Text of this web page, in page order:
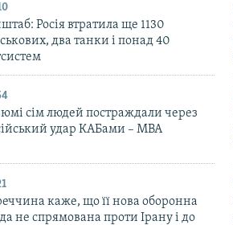
Росія втратила ще 1130
два танки і понад 40
сім людей постраждали через
удар КАБами – МВА
каже, що її нова оборонна
не спрямована проти Ірану і до